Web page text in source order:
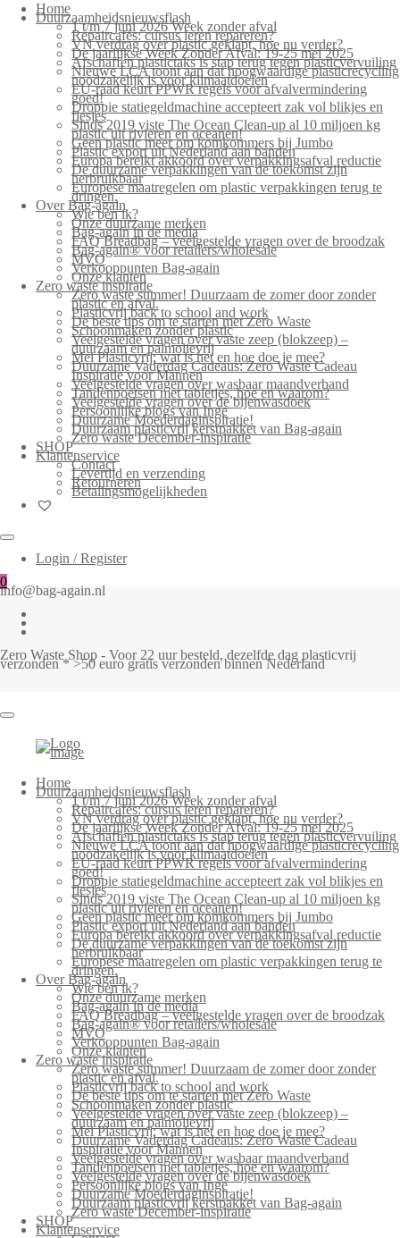
Home
Duurzaamheidsnieuwsflash
1 t/m 7 juni 2026 Week zonder afval
Repaircafés: cursus leren repareren?
VN verdrag over plastic geklapt, hoe nu verder?
De jaarlijkse Week Zonder Afval: 19-25 mei 2025
Afschaffen plastictaks is stap terug tegen plasticvervuiling
Nieuwe LCA toont aan dat hoogwaardige plasticrecycling
noodzakelijk is voor klimaatdoelen
EU-raad keurt PPWR regels voor afvalvermindering
goed!
Droppie statiegeldmachine accepteert zak vol blikjes en
flesjes
Sinds 2019 viste The Ocean Clean-up al 10 miljoen kg
plastic uit rivieren en oceanen!
Geen plastic meer om komkommers bij Jumbo
Plastic export uit Nederland aan banden
Europa bereikt akkoord over verpakkingsafval reductie
De duurzame verpakkingen van de toekomst zijn
herbruikbaar
Europese maatregelen om plastic verpakkingen terug te
dringen.
Over Bag-again
Wie ben ik?
Onze duurzame merken
Bag-again in de media
FAQ Breadbag – veelgestelde vragen over de broodzak
Bag-again® voor retailers/wholesale
MVO
Verkooppunten Bag-again
Onze klanten
Zero waste inspiratie
Zero waste summer! Duurzaam de zomer door zonder
plastic en afval.
Plasticvrij back to school and work
De beste tips om te starten met Zero Waste
Schoonmaken zonder plastic
Veelgestelde vragen over vaste zeep (blokzeep) –
duurzaam en palmolievrij
Mei Plasticvrij: wat is het en hoe doe je mee?
Duurzame Vaderdag Cadeaus: Zero Waste Cadeau
Inspiratie voor Mannen
Veelgestelde vragen over wasbaar maandverband
Tandenpoetsen met tabletjes, hoe en waarom?
Veelgestelde vragen over de bijenwasdoek
Persoonlijke blogs van Inge
Duurzame Moederdaginspiratie!
Duurzaam plasticvrij kerstpakket van Bag-again
Zero waste December-inspiratie
SHOP
Klantenservice
Contact
Levertijd en verzending
Retourneren
Betalingsmogelijkheden
Login / Register
0
info@bag-again.nl
Zero Waste Shop - Voor 22 uur besteld, dezelfde dag plasticvrij
verzonden * >50 euro gratis verzonden binnen Nederland
Home
Duurzaamheidsnieuwsflash
1 t/m 7 juni 2026 Week zonder afval
Repaircafés: cursus leren repareren?
VN verdrag over plastic geklapt, hoe nu verder?
De jaarlijkse Week Zonder Afval: 19-25 mei 2025
Afschaffen plastictaks is stap terug tegen plasticvervuiling
Nieuwe LCA toont aan dat hoogwaardige plasticrecycling
noodzakelijk is voor klimaatdoelen
EU-raad keurt PPWR regels voor afvalvermindering
goed!
Droppie statiegeldmachine accepteert zak vol blikjes en
flesjes
Sinds 2019 viste The Ocean Clean-up al 10 miljoen kg
plastic uit rivieren en oceanen!
Geen plastic meer om komkommers bij Jumbo
Plastic export uit Nederland aan banden
Europa bereikt akkoord over verpakkingsafval reductie
De duurzame verpakkingen van de toekomst zijn
herbruikbaar
Europese maatregelen om plastic verpakkingen terug te
dringen.
Over Bag-again
Wie ben ik?
Onze duurzame merken
Bag-again in de media
FAQ Breadbag – veelgestelde vragen over de broodzak
Bag-again® voor retailers/wholesale
MVO
Verkooppunten Bag-again
Onze klanten
Zero waste inspiratie
Zero waste summer! Duurzaam de zomer door zonder
plastic en afval.
Plasticvrij back to school and work
De beste tips om te starten met Zero Waste
Schoonmaken zonder plastic
Veelgestelde vragen over vaste zeep (blokzeep) –
duurzaam en palmolievrij
Mei Plasticvrij: wat is het en hoe doe je mee?
Duurzame Vaderdag Cadeaus: Zero Waste Cadeau
Inspiratie voor Mannen
Veelgestelde vragen over wasbaar maandverband
Tandenpoetsen met tabletjes, hoe en waarom?
Veelgestelde vragen over de bijenwasdoek
Persoonlijke blogs van Inge
Duurzame Moederdaginspiratie!
Duurzaam plasticvrij kerstpakket van Bag-again
Zero waste December-inspiratie
SHOP
Klantenservice